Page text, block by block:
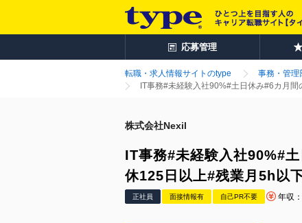
応募管理
転職・求人情報サイトのtype 事務・管理
IT事務#未経験入社90%#土日休み#6カ月
株式会社Nexil
IT事務#未経験入社90%#
休125日以上#残業月5h以
正社員 面接情報有 自己PR不要 年収